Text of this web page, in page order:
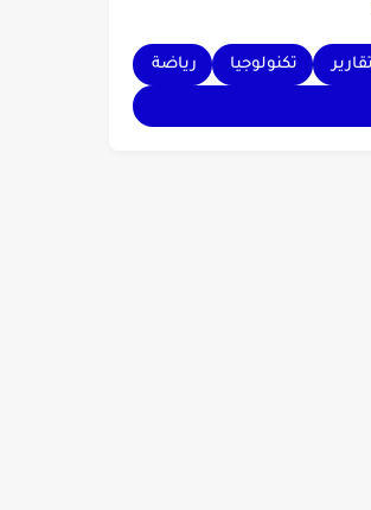
تكنولوجيا رياضة